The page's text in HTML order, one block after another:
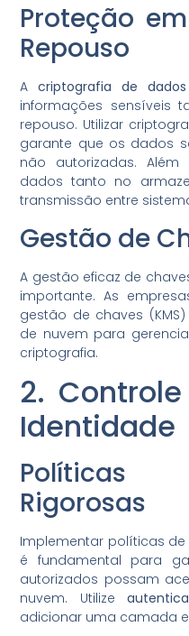
Proteção
Repouso
Acriptografia de dados
informações sensíveis
repouso. Utilizar
garante que os dados
não autorizadas.
dados tanto no
transmissão entre
Gestão de
A gestão eficaz de
importante. As
gestão de chaves
de nuvem para
criptografia.
2.
Identidade
Políticas
Rigorosas
Implementar políticas
é fundamental para
autorizados possam
nuvem. Utilize
adicionar uma camada